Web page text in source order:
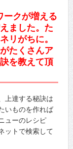
ークが増える
ました。た
リがちに。
たくさんア
を教えて頂
上達する秘訣は
いものを作れば
ューのレシピ
ットで検索して